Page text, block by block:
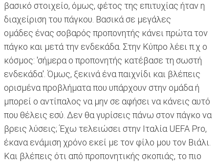
βασικό στοιχείο, όμως, φέτος της επιτυχίας ήταν η
διαχείριση του πάγκου. Βασικά σε μεγάλες
ομάδες ένας σοβαρός προπονητής κάνει πρώτα τον
πάγκο και μετά την ενδεκάδα. Στην Κύπρο λέει π.χ ο
κόσμος: 'σήμερα ο προπονητής κατέβασε τη σωστή
ενδεκάδα'. Όμως, ξεκινά ένα παιχνίδι και βλέπεις
ορισμένα προβλήματα που υπάρχουν στην ομάδα ή
μπορεί ο αντίπαλος να μην σε αφήσει να κάνεις αυτό
που θέλεις εσύ. Δεν θα γυρίσεις πάνω στον πάγκο να
βρεις λύσεις; Έχω τελειώσει στην Ιταλία UEFA Pro,
έκανα ενάμιση χρόνο εκεί με τον φίλο μου τον Βιάλι.
Και βλέπεις ότι από προπονητικής σκοπιάς, το πιο